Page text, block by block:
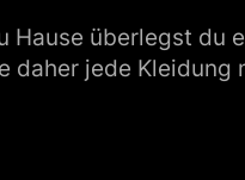
überlegst
jede